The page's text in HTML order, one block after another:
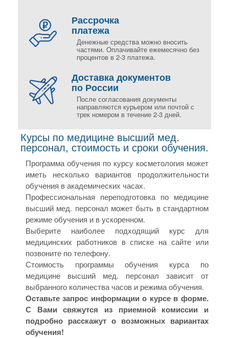
Рассрочка
платежа
Денежные средства можно вносить
частями. Оплачивайте ежемесячно без
процентов в 2-3 платежа.
Доставка документов
по России
После согласования документы
направляются курьером или почтой с
трек номером в течение 2-3 дней.
Курсы по медицине высший мед.
персонал, стоимость и сроки обучения.
Программа обучения по курсу косметология может
иметь несколько вариантов продолжительности
обучения в академических часах.
Профессиональная переподготовка по медицине
высший мед. персонал может быть в стандартном
режиме обучения и в ускоренном.
Выберите наиболее подходящий курс для
медицинских работников в списке на сайте или
позвоните по телефону.
Стоимость программы обучения курса по
медицине высший мед. персонал зависит от
выбранного количества часов и режима обучения.
Оставьте запрос информации о курсе в форме.
С Вами свяжутся из приемной комиссии и
подробно расскажут о возможных вариантах
обучения!